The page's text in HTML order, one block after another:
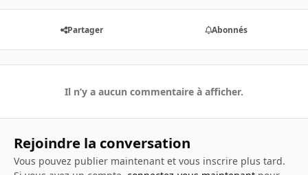
Partager Abonnés
Il n’y a aucun commentaire à afficher.
Rejoindre la conversation
Vous pouvez publier maintenant et vous inscrire plus tard.